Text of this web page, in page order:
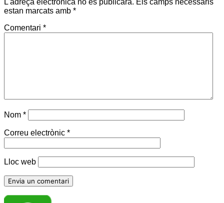
estan marcats amb *
Comentari *
Nom *
Correu electrònic *
Lloc web